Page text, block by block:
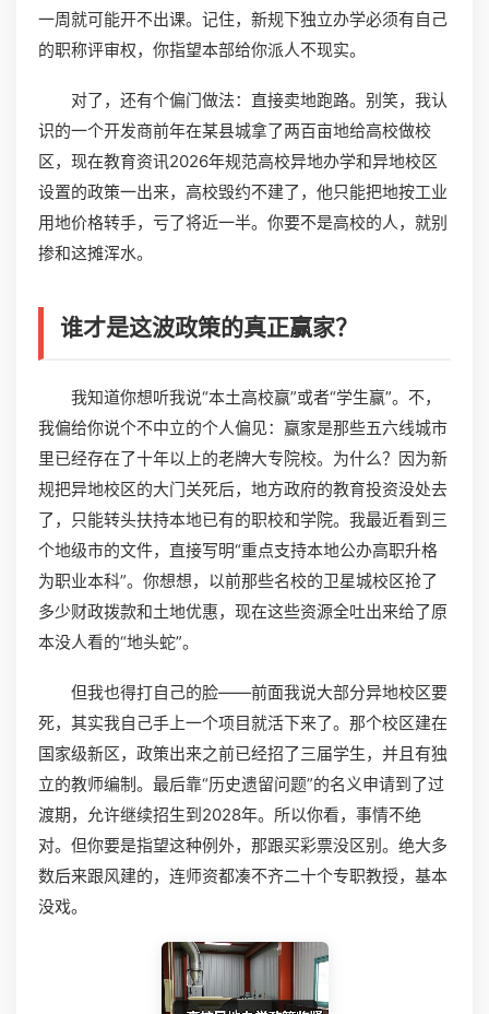
一周就可能开不出课。记住，新规下独立办学必须有自己
的职称评审权，你指望本部给你派人不现实。
对了，还有个偏门做法：直接卖地跑路。别笑，我认
识的一个开发商前年在某县城拿了两百亩地给高校做校
区，现在教育资讯2026年规范高校异地办学和异地校区
设置的政策一出来，高校毁约不建了，他只能把地按工业
用地价格转手，亏了将近一半。你要不是高校的人，就别
掺和这摊浑水。
谁才是这波政策的真正赢家？
我知道你想听我说“本土高校赢”或者“学生赢”。不，
我偏给你说个不中立的个人偏见：赢家是那些五六线城市
里已经存在了十年以上的老牌大专院校。为什么？因为新
规把异地校区的大门关死后，地方政府的教育投资没处去
了，只能转头扶持本地已有的职校和学院。我最近看到三
个地级市的文件，直接写明“重点支持本地公办高职升格
为职业本科”。你想想，以前那些名校的卫星城校区抢了
多少财政拨款和土地优惠，现在这些资源全吐出来给了原
本没人看的“地头蛇”。
但我也得打自己的脸——前面我说大部分异地校区要
死，其实我自己手上一个项目就活下来了。那个校区建在
国家级新区，政策出来之前已经招了三届学生，并且有独
立的教师编制。最后靠“历史遗留问题”的名义申请到了过
渡期，允许继续招生到2028年。所以你看，事情不绝
对。但你要是指望这种例外，那跟买彩票没区别。绝大多
数后来跟风建的，连师资都凑不齐二十个专职教授，基本
没戏。